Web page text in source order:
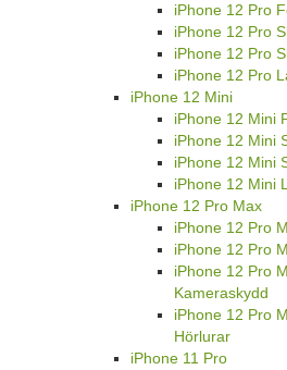
iPhone 12 Pro
iPhone 12 Pro
iPhone 12 Pro
iPhone 12 Pro
iPhone 12 Mini
iPhone 12 Mini
iPhone 12 Mini
iPhone 12 Mini
iPhone 12 Mini
iPhone 12 Pro Max
iPhone 12 Pro
iPhone 12 Pro
iPhone 12 Pro
Kameraskydd
iPhone 12 Pro
Hörlurar
iPhone 11 Pro